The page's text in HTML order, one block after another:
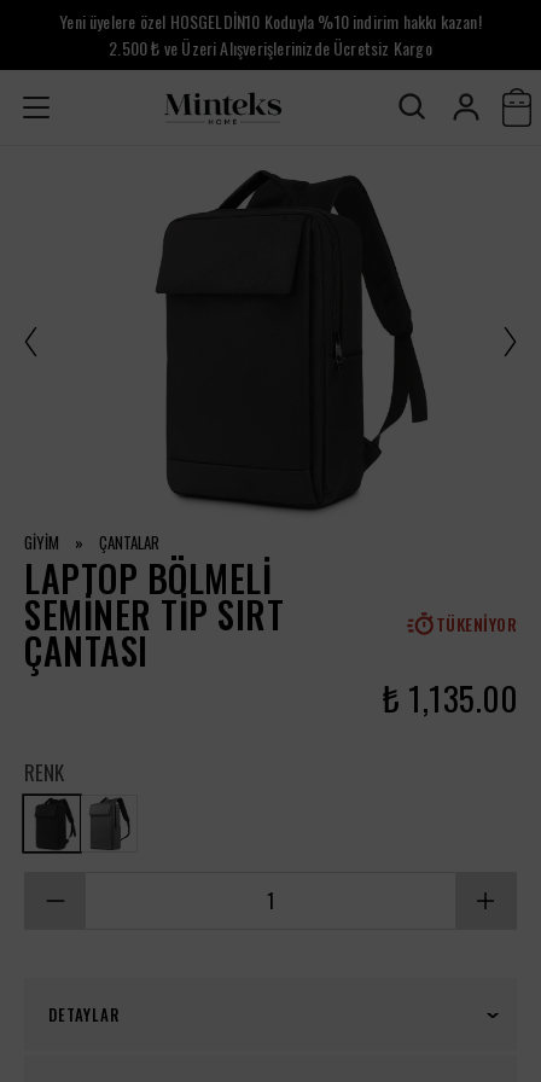
Yeni üyelere özel HOSGELDİN10 Koduyla %10 indirim hakkı kazan!
2.500 ₺ ve Üzeri Alışverişlerinizde Ücretsiz Kargo
GİYİM » ÇANTALAR
LAPTOP BÖLMELI
SEMINER TIP SIRT
ÇANTASI TÜKENIYOR
₺ 1,135.00
RENK
DETAYLAR